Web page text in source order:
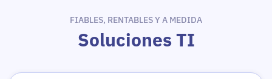
FIABLES, RENTABLES Y A MEDIDA
Soluciones TI